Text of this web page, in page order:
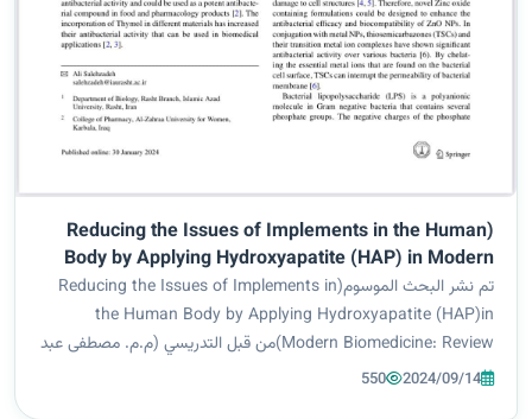
(Reducing the Issues of Implements in the Human
Body by Applying Hydroxyapatite (HAP) in Modern
Biomedicine: Review)تم نشر البحث الموسوم(Reducing the Issues of Implements in
the Human Body by Applying Hydroxyapatite (HAP)in
Modern Biomedicine: Review)من قبل التدريسي (م.م. مصطفى عبد
2024/09/14
550